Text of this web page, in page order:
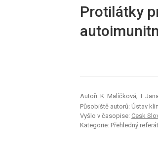
Protilátky
Autoři: K. Malíčková; I.
Působiště autorů: Ústav
Vyšlo v časopise: Cesk
Kategorie: Přehledný referát